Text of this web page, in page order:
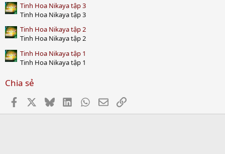
Tinh Hoa Nikaya tập 3
Tinh Hoa Nikaya tập 3
Tinh Hoa Nikaya tập 2
Tinh Hoa Nikaya tập 2
Tinh Hoa Nikaya tập 1
Tinh Hoa Nikaya tập 1
Chia sẻ
Facebook BlueskyLinkedInWhatsApp
EmailLink